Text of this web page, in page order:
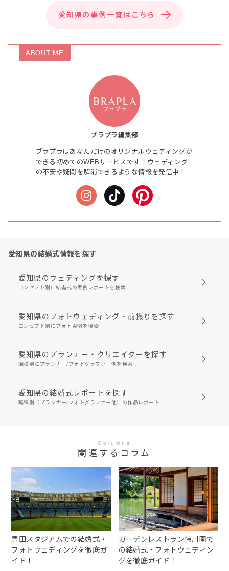
愛知県の事例一覧はこちら
ABOUT ME
ブラプラ編集部
ブラプラはあなただけのオリジナルウェディングが
できる初めてのWEBサービスです！ウェディング
の不安や疑問を解消できるような情報を発信中！
愛知県の結婚式情報を探す
愛知県のウェディングを探す
コンセプト別に結婚式の実例レポートを検索
愛知県のフォトウェディング・前撮りを探す
コンセプト別にフォト実例を検索
愛知県のプランナー・クリエイターを探す
職種別にプランナー/フォトグラファー他を検索
愛知県の結婚式レポートを探す
職種別（プランナー/フォトグラファー他）の作品レポート
Columns
関連するコラム
豊田スタジアムでの結婚式・
フォトウェディングを徹底ガ
イド！
ガーデンレストラン徳川園で
の結婚式・フォトウェディン
グを徹底ガイド！